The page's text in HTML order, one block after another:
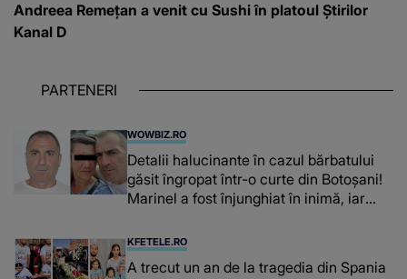
Andreea Remețan a venit cu Sushi în platoul Știrilor
Kanal D
PARTENERI
WOWBIZ.RO
Detalii halucinante în cazul bărbatului
găsit îngropat într-o curte din Botoșani!
Marinel a fost înjunghiat în inimă, iar
suspecți
KFETELE.RO
A trecut un an de la tragedia din Spania